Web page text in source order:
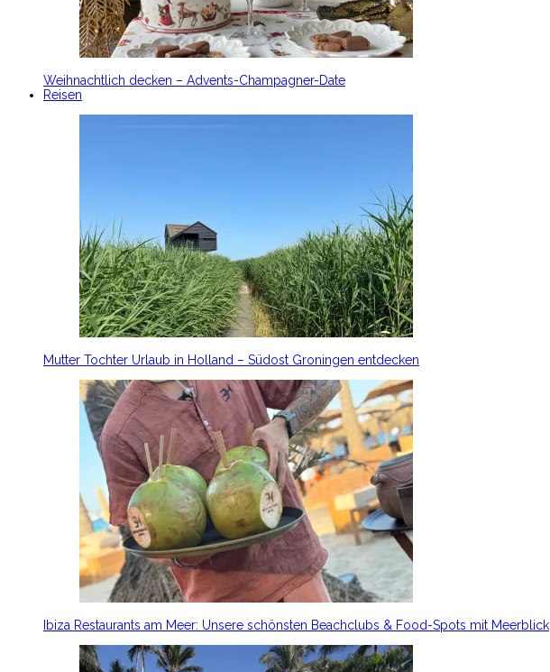
Weihnachtlich decken – Advents-Champagner-Date
Reisen
Mutter Tochter Urlaub in Holland – Südost Groningen entdecken
Ibiza Restaurants am Meer: Unsere schönsten Beachclubs & Food-Spots mit Meerblick